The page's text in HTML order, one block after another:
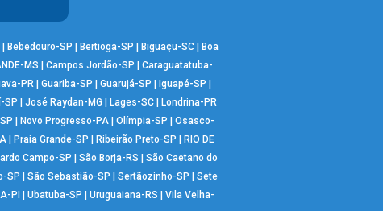
Bebedouro-SP Bertioga-SP Biguaçu-SC|
Boa
MS Campos Jordão-SP
Caraguatatuba-
PR Guariba-SP Guarujá-SP Iguapé-SP
SP José Raydan-MG Lages-SC|
Londrina-PR
Novo Progresso-PA Olímpia-SP
Osasco-
| Praia Grande-SP Ribeirão Preto-SP
RIO DE
Campo-SP São Borja-RS
São Caetano do
SP São Sebastião-SP Sertãozinho-SP
Sete
PI Ubatuba-SP Uruguaiana-RS
Vila Velha-